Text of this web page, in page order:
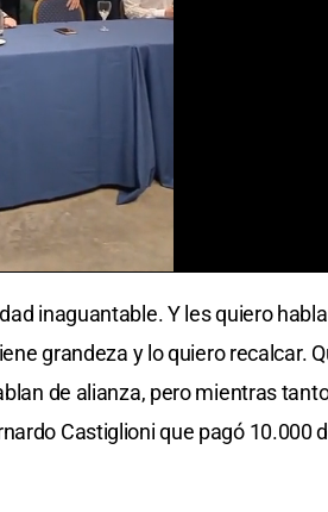
inaguantable. Y les quiero
grandeza y lo quiero recalcar.
de alianza, pero mientras
Castiglioni que pagó 10.000